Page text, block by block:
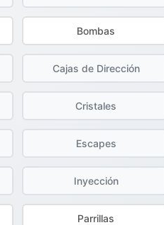
Bombas
Cajas de Dirección
Cristales
Escapes
Inyección
Parrillas